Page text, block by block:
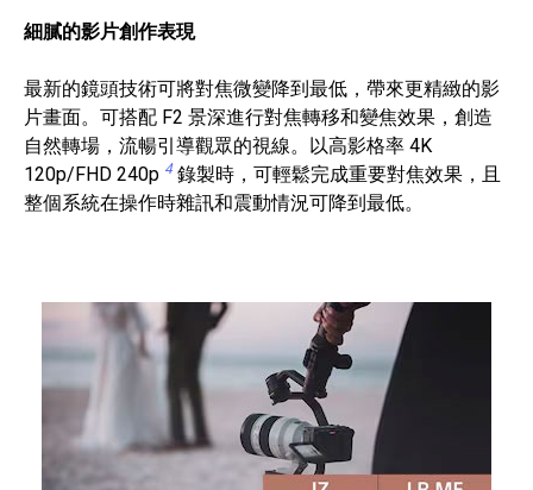
細膩的影片創作表現
最新的鏡頭技術可將對焦微變降到最低，帶來更精緻的影
片畫面。可搭配 F2 景深進行對焦轉移和變焦效果，創造
自然轉場，流暢引導觀眾的視線。以高影格率 4K
120p/FHD 240p 4 錄製時，可輕鬆完成重要對焦效果，且
整個系統在操作時雜訊和震動情況可降到最低。